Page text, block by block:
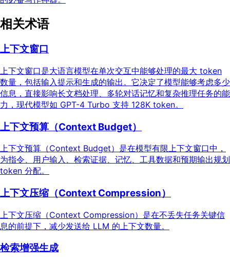
相关术语
上下文窗口
上下文窗口是大语言模型在单次交互中能够处理的最大 token
数量，包括输入提示和生成的输出。它决定了模型能够考虑多少
信息，直接影响长文档处理、多轮对话记忆和复杂推理任务的能
力，现代模型如 GPT-4 Turbo 支持 128K token。
上下文预算（Context Budget）
上下文预算（Context Budget）是在模型有限上下文窗口中，
为指令、用户输入、检索证据、记忆、工具数据和预期输出规划
token 分配。
上下文压缩（Context Compression）
上下文压缩（Context Compression）是在不丢失任务关键信
息的前提下，减少发送给 LLM 的上下文数量。
检索增强生成